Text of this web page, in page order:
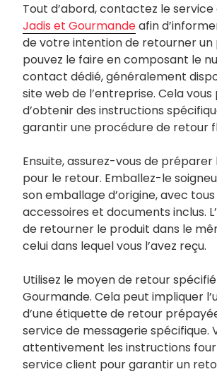
Tout d’abord, contactez le
Jadis et Gourmandeafin
de votre intention de retourner un
pouvez le faire en composant le
contact dédié, généralement
site web de l’entreprise. Cela
d’obtenir des instructions
garantir une procédure de retour
Ensuite, assurez-vous de
pour le retour. Emballez-le
son emballage d’origine, avec tous
accessoires et documents inclus.
de retourner le produit dans le
celui dans lequel vous l’avez reçu.
Utilisez le moyen de retour
Gourmande. Cela peut impliquer
d’une étiquette de retour
service de messagerie spécifique.
attentivement les instructions
service client pour garantir un